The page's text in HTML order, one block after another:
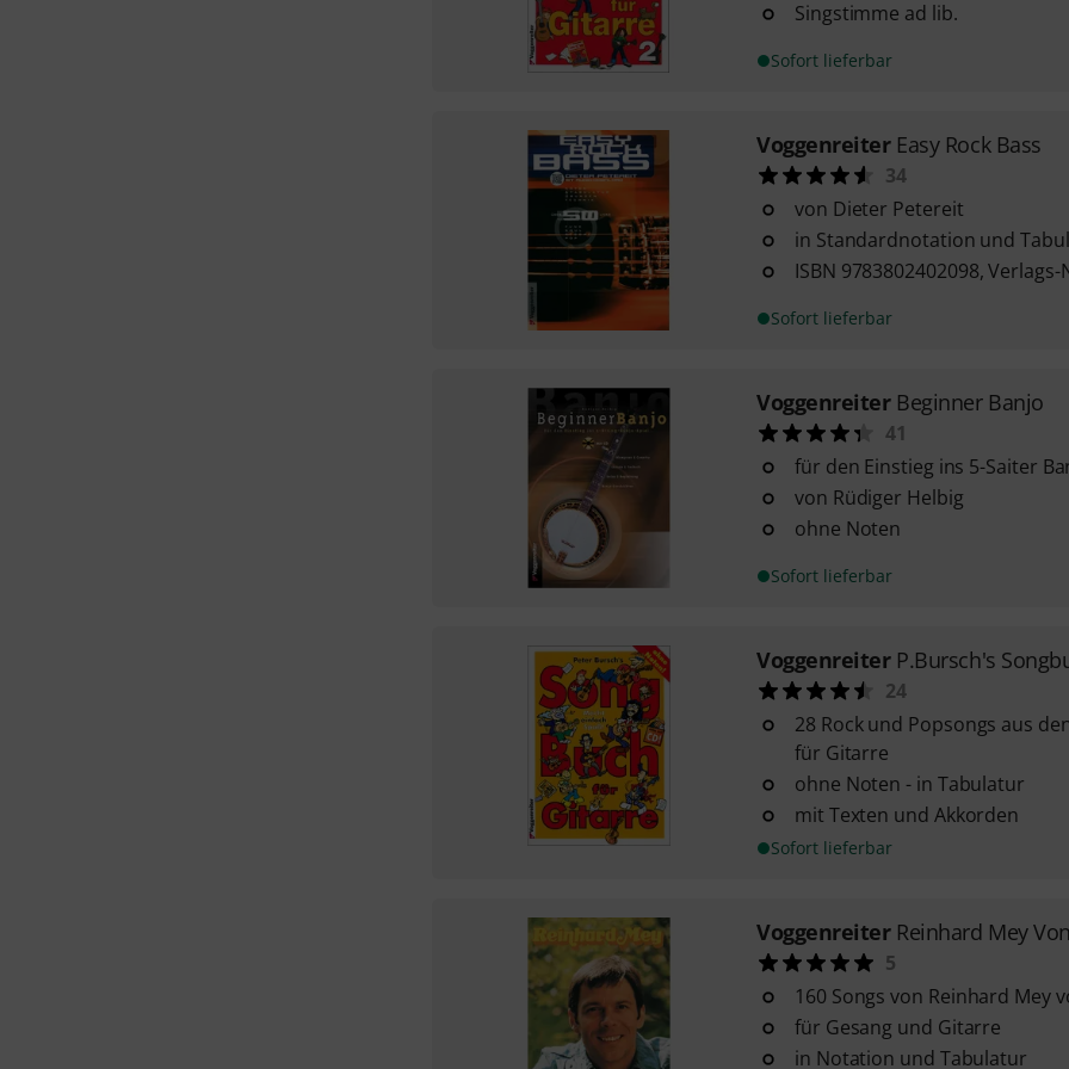
Singstimme ad lib.
Sofort lieferbar
Voggenreiter Easy Rock Bass
34
von Dieter Petereit
in Standardnotation und
ISBN 9783802402098, Verlags-
Sofort lieferbar
Voggenreiter Beginner Banjo
41
für den Einstieg ins 5-Saiter
von Rüdiger Helbig
ohne Noten
Sofort lieferbar
Voggenreiter P.Bursch's
24
28 Rock und Popsongs aus
für Gitarre
ohne Noten - in Tabulatur
mit Texten und Akkorden
Sofort lieferbar
Voggenreiter Reinhard Mey
5
160 Songs von Reinhard Mey
für Gesang und Gitarre
in Notation und Tabulatur